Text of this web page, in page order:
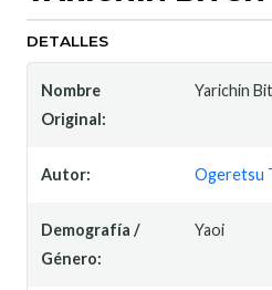
DETALLES
Nombre
Original:
Yarichin
Autor: Ogeretsu
Demografía /
Género:
Yaoi